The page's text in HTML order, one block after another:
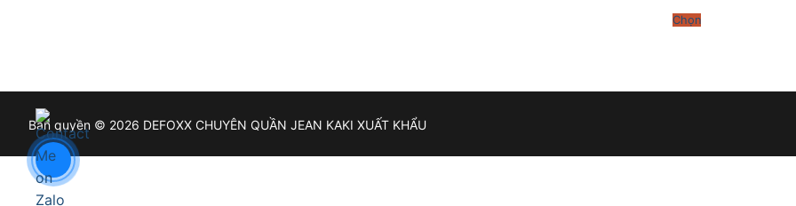
Chọn
Bản quyền © 2026 DEFOXX CHUYÊN QUẦN JEAN KAKI XUẤT KHẨU